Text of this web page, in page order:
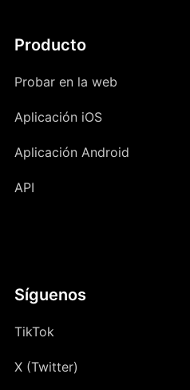
Producto
Probar en la web
Aplicación iOS
Aplicación Android
API
Síguenos
TikTok
X (Twitter)